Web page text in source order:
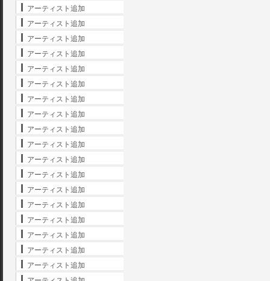
アーティスト追加
アーティスト追加
アーティスト追加
アーティスト追加
アーティスト追加
アーティスト追加
アーティスト追加
アーティスト追加
アーティスト追加
アーティスト追加
アーティスト追加
アーティスト追加
アーティスト追加
アーティスト追加
アーティスト追加
アーティスト追加
アーティスト追加
アーティスト追加